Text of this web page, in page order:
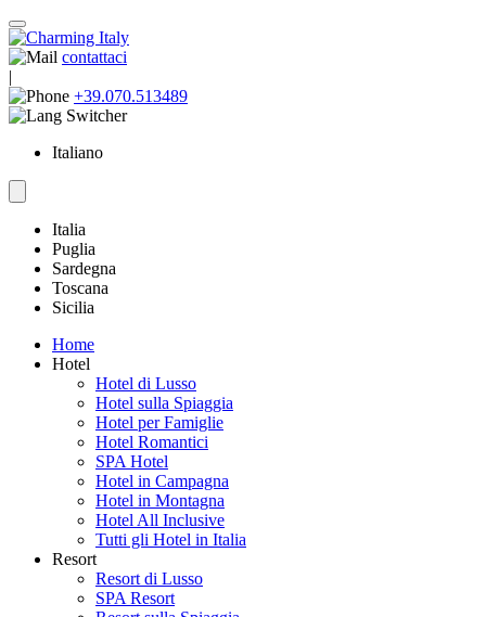
contattaci
|
+39.070.513489
Italiano
Italia
Puglia
Sardegna
Toscana
Sicilia
Home
Hotel
Hotel di Lusso
Hotel sulla Spiaggia
Hotel per Famiglie
Hotel Romantici
SPA Hotel
Hotel in Campagna
Hotel in Montagna
Hotel All Inclusive
Tutti gli Hotel in Italia
Resort
Resort di Lusso
SPA Resort